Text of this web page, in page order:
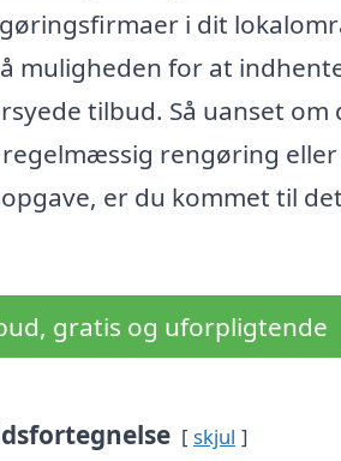
i dit
muligheden for at
tilbud. Så uanset om
rengøring eller
er du kommet til
gratis og uforpligtende
skjul